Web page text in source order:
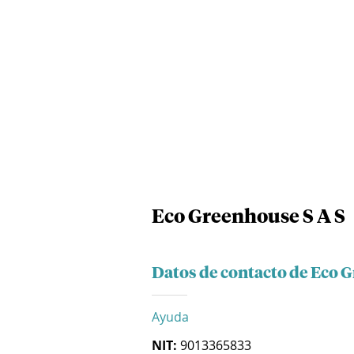
Eco Greenhouse S A S
Datos de contacto de Eco
Ayuda
NIT: 9013365833